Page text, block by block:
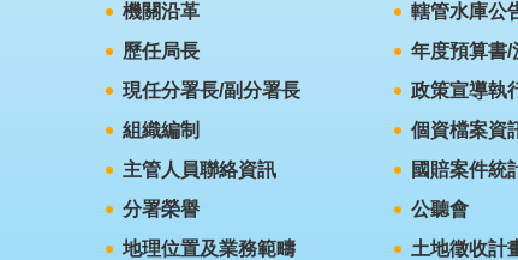
機關沿革
歷任局長
現任分署長/副分署長
組織編制
主管人員聯絡資訊
分署榮譽
地理位置及業務範疇
轄管水庫公
年度預算書/
政策宣導執
個資檔案資
國賠案件統
公聽會
土地徵收計